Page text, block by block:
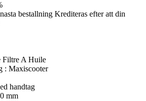
bestallning Krediteras efter att din
Filtre A Huile
: Maxiscooter
handtag
mm